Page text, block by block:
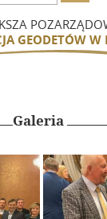
GEODETÓW W
członkiem
– Oddział w
wydarzeń
Galeria
Galeria